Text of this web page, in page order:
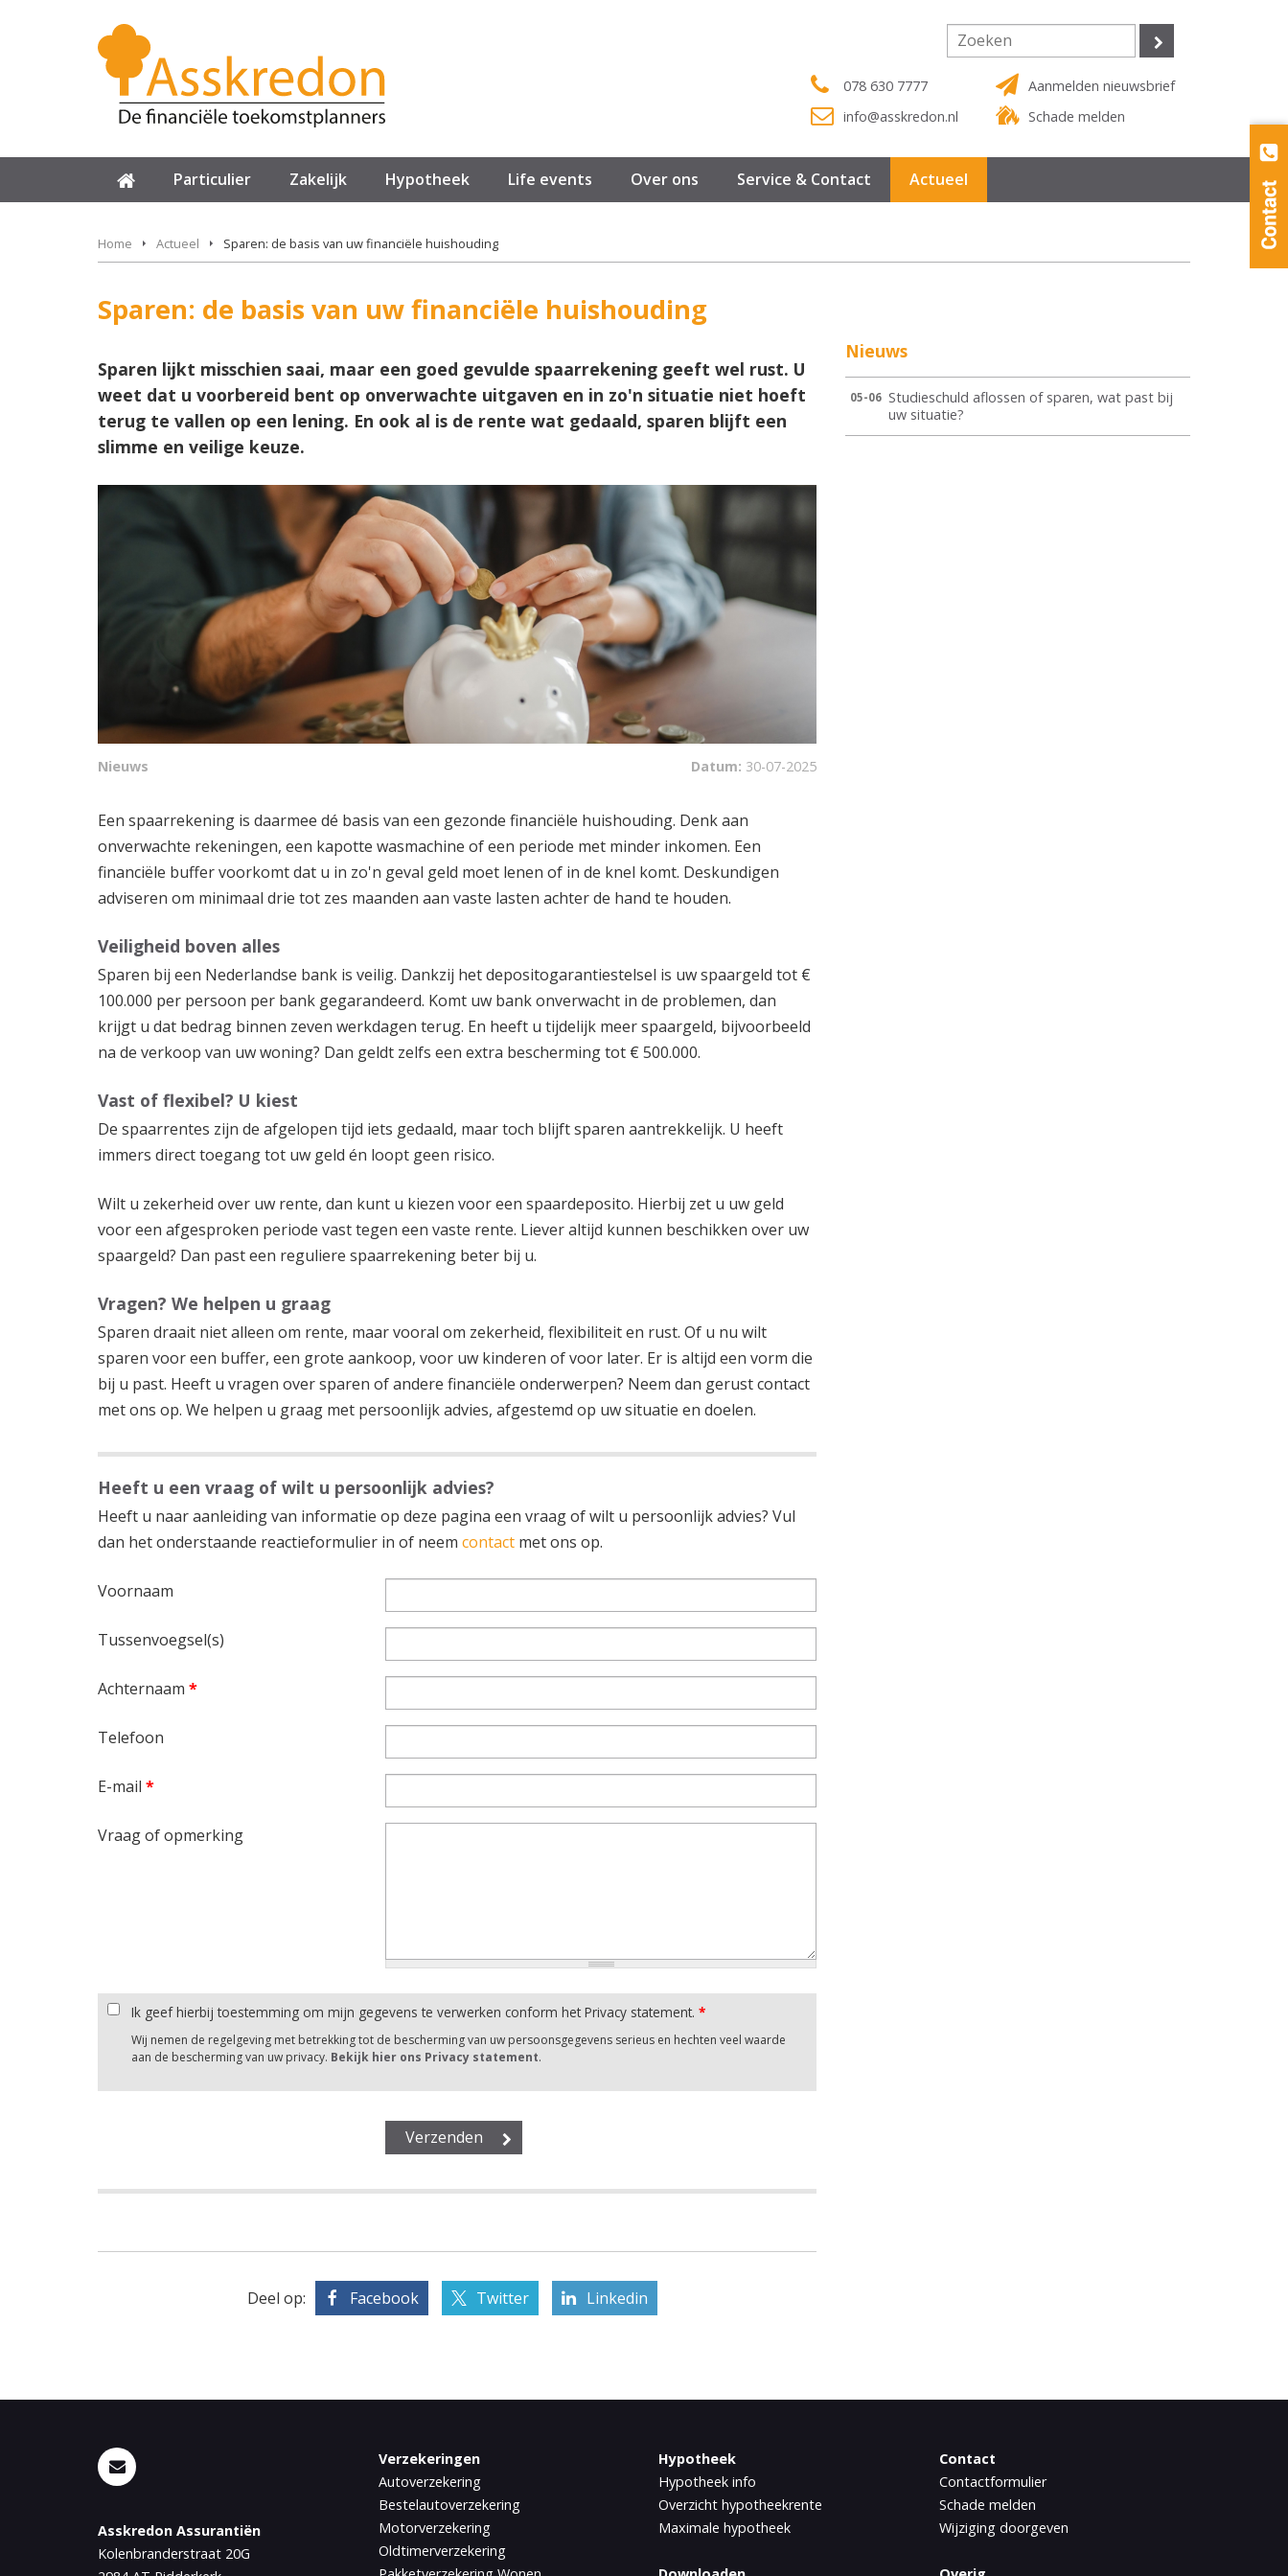
078 630 7777
info@asskredon.nl
Aanmelden nieuwsbrief
Schade melden
Particulier Zakelijk Hypotheek Life events Over ons Service & Contact Actueel
Home Actueel Sparen: de basis van uw financiële huishouding
Sparen: de basis van uw financiële huishouding
Sparen lijkt misschien saai, maar een goed gevulde spaarrekening geeft wel rust. U
weet dat u voorbereid bent op onverwachte uitgaven en in zo'n situatie niet hoeft
terug te vallen op een lening. En ook al is de rente wat gedaald, sparen blijft een
slimme en veilige keuze.
Nieuws Datum: 30-07-2025
Een spaarrekening is daarmee dé basis van een gezonde financiële huishouding. Denk aan
onverwachte rekeningen, een kapotte wasmachine of een periode met minder inkomen. Een
financiële buffer voorkomt dat u in zo'n geval geld moet lenen of in de knel komt. Deskundigen
adviseren om minimaal drie tot zes maanden aan vaste lasten achter de hand te houden.
Veiligheid boven alles
Sparen bij een Nederlandse bank is veilig. Dankzij het depositogarantiestelsel is uw spaargeld tot €
100.000 per persoon per bank gegarandeerd. Komt uw bank onverwacht in de problemen, dan
krijgt u dat bedrag binnen zeven werkdagen terug. En heeft u tijdelijk meer spaargeld, bijvoorbeeld
na de verkoop van uw woning? Dan geldt zelfs een extra bescherming tot € 500.000.
Vast of flexibel? U kiest
De spaarrentes zijn de afgelopen tijd iets gedaald, maar toch blijft sparen aantrekkelijk. U heeft
immers direct toegang tot uw geld én loopt geen risico.
Wilt u zekerheid over uw rente, dan kunt u kiezen voor een spaardeposito. Hierbij zet u uw geld
voor een afgesproken periode vast tegen een vaste rente. Liever altijd kunnen beschikken over uw
spaargeld? Dan past een reguliere spaarrekening beter bij u.
Vragen? We helpen u graag
Sparen draait niet alleen om rente, maar vooral om zekerheid, flexibiliteit en rust. Of u nu wilt
sparen voor een buffer, een grote aankoop, voor uw kinderen of voor later. Er is altijd een vorm die
bij u past. Heeft u vragen over sparen of andere financiële onderwerpen? Neem dan gerust contact
met ons op. We helpen u graag met persoonlijk advies, afgestemd op uw situatie en doelen.
Heeft u een vraag of wilt u persoonlijk advies?
Heeft u naar aanleiding van informatie op deze pagina een vraag of wilt u persoonlijk advies? Vul
dan het onderstaande reactieformulier in of neem contact met ons op.
Voornaam
Tussenvoegsel(s)
Achternaam *
Telefoon
E-mail *
Vraag of opmerking
Ik geef hierbij toestemming om mijn gegevens te verwerken conform het Privacy statement. *
Wij nemen de regelgeving met betrekking tot de bescherming van uw persoonsgegevens serieus en hechten veel waarde
aan de bescherming van uw privacy. Bekijk hier ons Privacy statement.
Deel op: Facebook Twitter Linkedin
Nieuws
05-06 Studieschuld aflossen of sparen, wat past bij
uw situatie?
Asskredon Assurantiën
Kolenbranderstraat 20G
Verzekeringen
Autoverzekering
Bestelautoverzekering
Motorverzekering
Oldtimerverzekering
Hypotheek
Hypotheek info
Overzicht hypotheekrente
Maximale hypotheek
Contact
Contactformulier
Schade melden
Wijziging doorgeven